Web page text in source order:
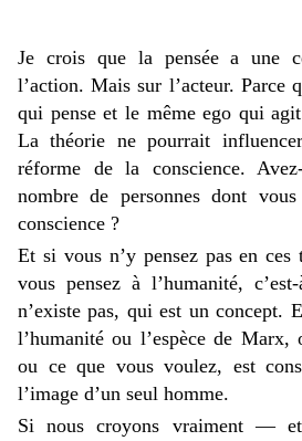
Je crois que la pensée a une
l’action. Mais sur l’acteur. Parce
qui pense et le même ego qui
La théorie ne pourrait
réforme de la conscience.
nombre de personnes dont
conscience ?
Et si vous n’y pensez pas en ces
vous pensez à l’humanité,
n’existe pas, qui est un concept.
l’humanité ou l’espèce de Marx,
ou ce que vous voulez, est
l’image d’un seul homme.
Si nous croyons vraiment —